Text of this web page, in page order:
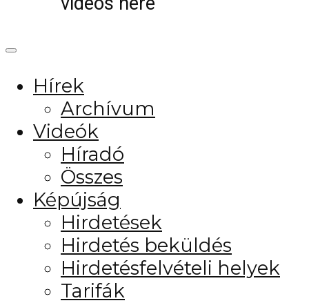
Hírek
Archívum
Videók
Híradó
Összes
Képújság
Hirdetések
Hirdetés beküldés
Hirdetésfelvételi helyek
Tarifák